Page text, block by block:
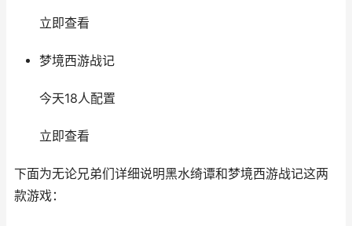
立即查看
梦境西游战记
今天18人配置
立即查看
下面为无论兄弟们详细说明黑水绮谭和梦境西游战记这两
款游戏：